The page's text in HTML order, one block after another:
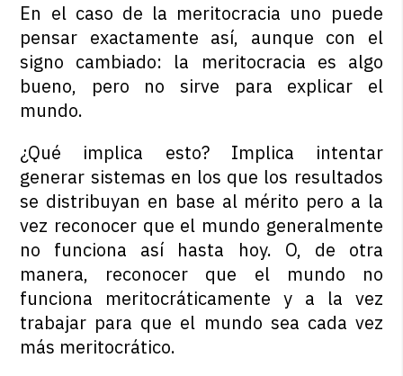
En el caso de la meritocracia uno puede
pensar exactamente así, aunque con el
signo cambiado: la meritocracia es algo
bueno, pero no sirve para explicar el
mundo.
¿Qué implica esto? Implica intentar
generar sistemas en los que los resultados
se distribuyan en base al mérito pero a la
vez reconocer que el mundo generalmente
no funciona así hasta hoy. O, de otra
manera, reconocer que el mundo no
funciona meritocráticamente y a la vez
trabajar para que el mundo sea cada vez
más meritocrático.